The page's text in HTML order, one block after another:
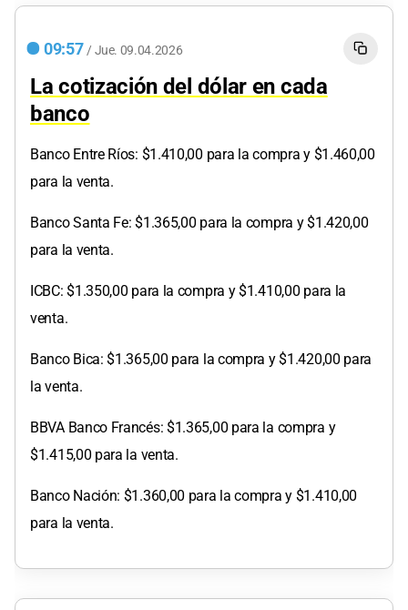
09:57 / Jue. 09.04.2026
La cotización del dólar en cada
banco
Banco Entre Ríos: $1.410,00 para la compra y $1.460,00
para la venta.
Banco Santa Fe: $1.365,00 para la compra y $1.420,00
para la venta.
ICBC: $1.350,00 para la compra y $1.410,00 para la
venta.
Banco Bica: $1.365,00 para la compra y $1.420,00 para
la venta.
BBVA Banco Francés: $1.365,00 para la compra y
$1.415,00 para la venta.
Banco Nación: $1.360,00 para la compra y $1.410,00
para la venta.